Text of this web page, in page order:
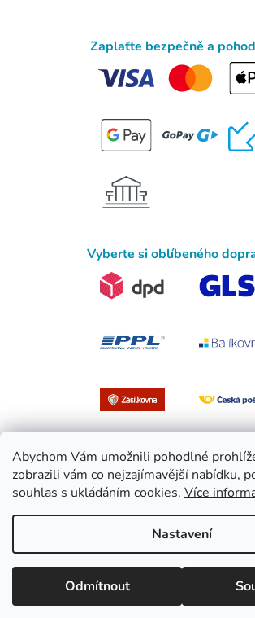
Abychom Vám umožnili pohodlné
zobrazili vám co nejzajímavější nabídku,
souhlas s ukládáním cookies. Více
Nastavení
Odmítnout
Zaplaťte bezpečně a
Vyberte si oblíbeného
Vytvořil Shoptet
Copyright 2026EasySport.cz. Všechna práva